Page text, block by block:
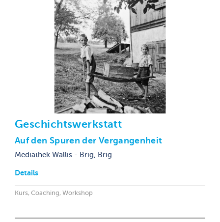
Geschichtswerkstatt
Auf den Spuren der Vergangenheit
Mediathek Wallis - Brig, Brig
Details
Kurs, Coaching, Workshop